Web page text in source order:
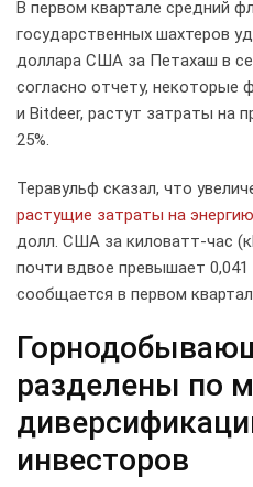
В первом квартале средний
государственных шахтеров
доллара США за Петахаш в
согласно отчету, некоторые
и Bitdeer, растут затраты на
25%.
Теравульф сказал, что
растущие затраты на
долл. США за киловатт-час
почти вдвое превышает
сообщается в первом
разделены по
инвесторов